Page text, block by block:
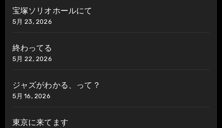
宝塚ソリオホールにて
5月 23, 2026
終わってる
5月 22, 2026
ジャズがわかる、って？
5月 16, 2026
東京に来てます